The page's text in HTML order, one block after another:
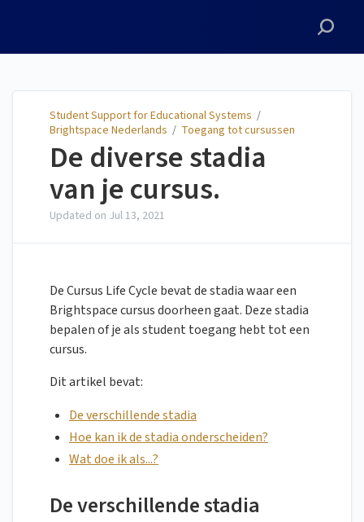
Student Support for Educational Systems /
Brightspace Nederlands / Toegang tot cursussen
De diverse stadia
van je cursus.
Updated on Jul 13, 2021
De Cursus Life Cycle bevat de stadia waar een
Brightspace cursus doorheen gaat. Deze stadia
bepalen of je als student toegang hebt tot een
cursus.
Dit artikel bevat:
De verschillende stadia
Hoe kan ik de stadia onderscheiden?
Wat doe ik als...?
De verschillende stadia